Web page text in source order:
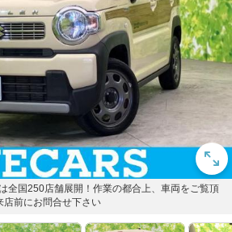
全国250店舗展開！作業の都合上、車両をご覧頂
店前にお問合せ下さい